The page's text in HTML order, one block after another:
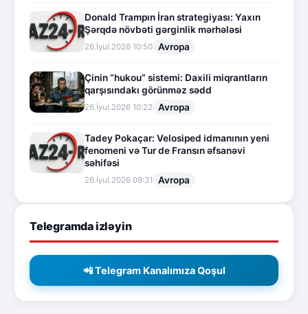
Donald Trampın İran strategiyası: Yaxın
Şərqdə növbəti gərginlik mərhələsi
26.İyul.2026 10:50 Avropa
Çinin “hukou” sistemi: Daxili miqrantların
qarşısındakı görünməz sədd
26.İyul.2026 10:22 Avropa
Tadey Pokaçar: Velosiped idmanının yeni
fenomeni və Tur de Fransın əfsanəvi
səhifəsi
26.İyul.2026 09:31 Avropa
Telegramda izləyin
📲 Telegram Kanalımıza Qoşul